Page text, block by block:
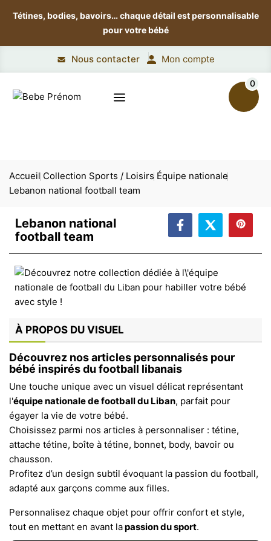
Tétines, bodies, bavoirs…chaque détail est personnalisable
pour votre bébé
Nous contacter Mon compte
0
Accueil Collection Sports / Loisirs Équipe nationale
Lebanon national football team
Lebanon national
football team
À PROPOS DU VISUEL
Découvrez nos articles personnalisés pour
bébé inspirés du football libanais
Une touche unique avec un visuel délicat représentant
l'équipe nationale de football du Liban, parfait pour
égayer la vie de votre bébé.
Choisissez parmi nos articles à personnaliser : tétine,
attache tétine, boîte à tétine, bonnet, body, bavoir ou
chausson.
Profitez d’un design subtil évoquant la passion du football,
adapté aux garçons comme aux filles.
Personnalisez chaque objet pour offrir confort et style,
tout en mettant en avant lapassion du sport.